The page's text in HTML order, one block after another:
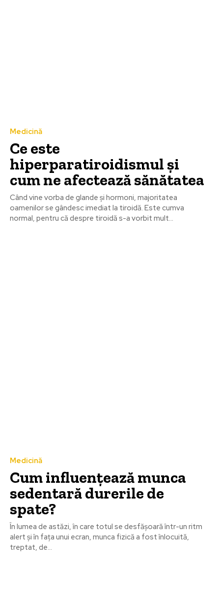
Medicină
Ce este
hiperparatiroidismul și
cum ne afectează sănătatea
Când vine vorba de glande și hormoni, majoritatea
oamenilor se gândesc imediat la tiroidă. Este cumva
normal, pentru că despre tiroidă s-a vorbit mult...
Medicină
Cum influențează munca
sedentară durerile de
spate?
În lumea de astăzi, în care totul se desfășoară într-un ritm
alert și în fața unui ecran, munca fizică a fost înlocuită,
treptat, de...